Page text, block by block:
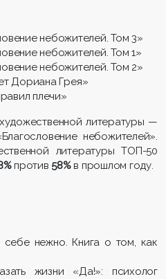
небожителей. Том 3»
небожителей. Том 1»
небожителей. Том 2»
Дориана Грея»
плечи»
литературы —
небожителей».
литературы ТОП-50
против 58%в прошлом году.
себе нежно. Книга о том, как
жизни «Да!»: психолог